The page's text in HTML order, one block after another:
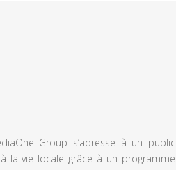
Group s’adresse à un public
la vie locale grâce à un programme